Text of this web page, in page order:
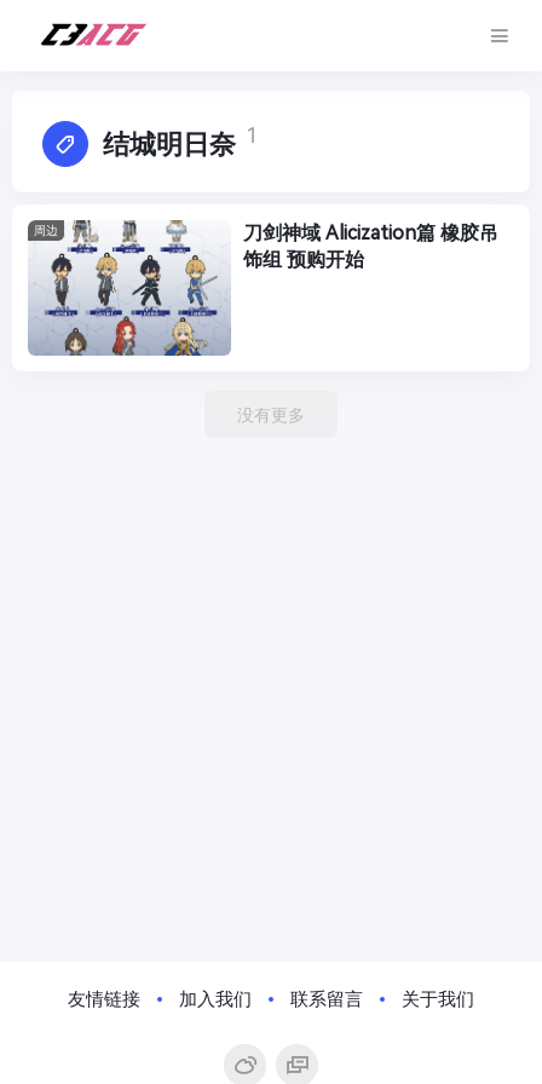
结城明日奈 1
周边
刀剑神域 Alicization篇 橡胶吊
饰组 预购开始
没有更多
友情链接 加入我们 联系留言 关于我们